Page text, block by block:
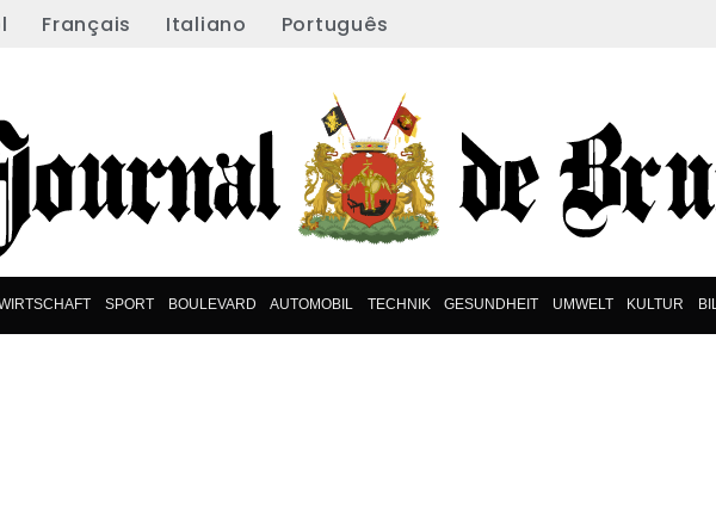
Français Italiano Português
SPORT BOULEVARD AUTOMOBIL TECHNIK GESUNDHEIT UMWELT KULTUR